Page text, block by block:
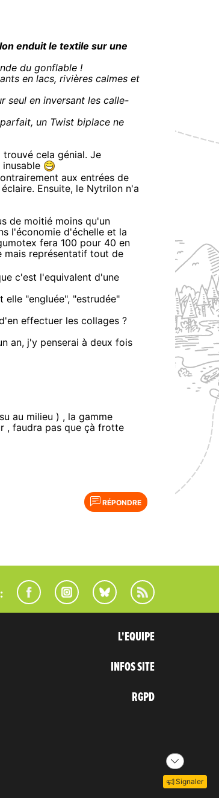
enduit le textile sur une
du gonflable !
en lacs, rivières calmes et
seul en inversant les calle-
un Twist biplace ne
trouvé cela génial. Je
aux entrées de
Ensuite, le Nytrilon n'a
de moitié moins qu'un
l'économie d'échelle et la
fera 100 pour 40 en
mais représentatif tout de
c'est l'equivalent d'une
elle "engluée", "estrudée"
effectuer les collages ?
an, j'y penserai à deux fois
au milieu ) , la gamme
, faudra pas que çà frotte
RÉPONDRE
Signaler
L'EQUIPE
INFOS SITE
RGPD